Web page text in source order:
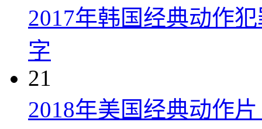
2017年韩国经典动作
字
21
2018年美国经典动作